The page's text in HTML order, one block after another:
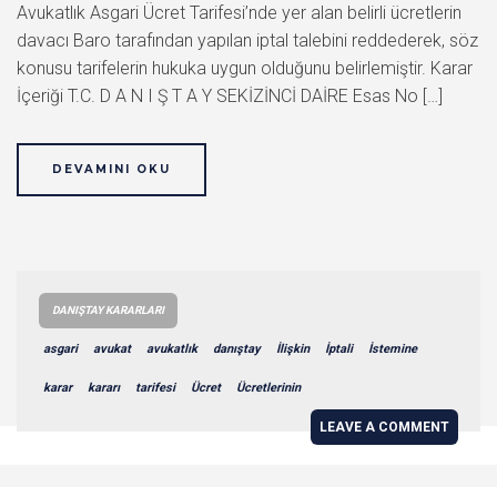
Avukatlık Asgari Ücret Tarifesi’nde yer alan belirli ücretlerin
davacı Baro tarafından yapılan iptal talebini reddederek, söz
konusu tarifelerin hukuka uygun olduğunu belirlemiştir. Karar
İçeriği T.C. D A N I Ş T A Y SEKİZİNCİ DAİRE Esas No […]
DEVAMINI OKU
DANIŞTAY KARARLARI
asgari avukat avukatlık danıştay İlişkin İptali İstemine
karar kararı tarifesi Ücret Ücretlerinin
LEAVE A COMMENT